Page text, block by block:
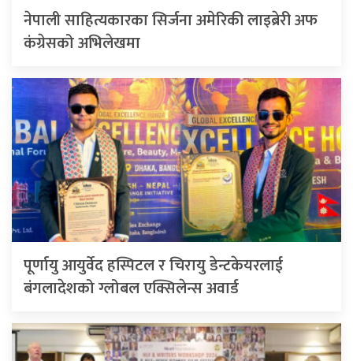
नेपाली साहित्यकारका सिर्जना अमेरिकी लाइब्रेरी अफ
कंग्रेसको अभिलेखमा
पूर्णायु आयुर्वेद हस्पिटल र चिरायु डेन्टकेयरलाई
बंगलादेशको ग्लोबल एक्सिलेन्स अवार्ड